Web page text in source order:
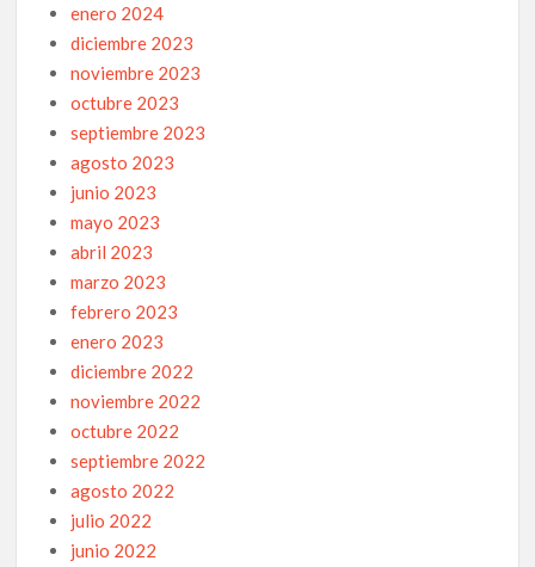
enero 2024
diciembre 2023
noviembre 2023
octubre 2023
septiembre 2023
agosto 2023
junio 2023
mayo 2023
abril 2023
marzo 2023
febrero 2023
enero 2023
diciembre 2022
noviembre 2022
octubre 2022
septiembre 2022
agosto 2022
julio 2022
junio 2022